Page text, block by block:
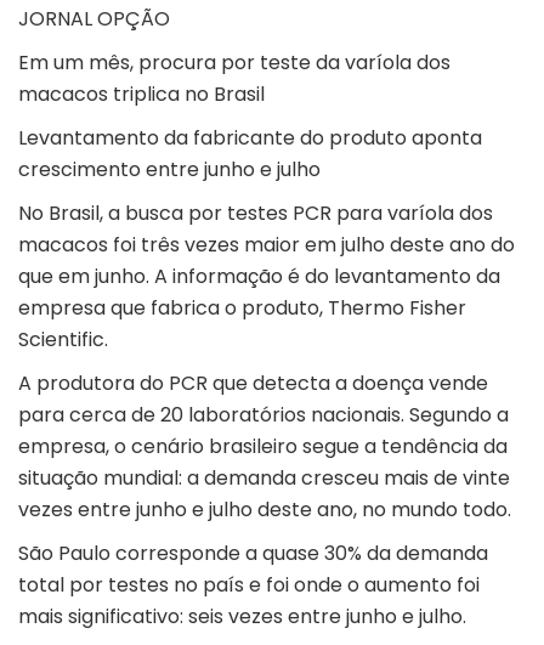
JORNAL OPÇÃO
Em um mês, procura por teste da varíola dos
macacos triplica no Brasil
Levantamento da fabricante do produto aponta
crescimento entre junho e julho
No Brasil, a busca por testes PCR para varíola dos
macacos foi três vezes maior em julho deste ano do
que em junho. A informação é do levantamento da
empresa que fabrica o produto, Thermo Fisher
Scientific.
A produtora do PCR que detecta a doença vende
para cerca de 20 laboratórios nacionais. Segundo a
empresa, o cenário brasileiro segue a tendência da
situação mundial: a demanda cresceu mais de vinte
vezes entre junho e julho deste ano, no mundo todo.
São Paulo corresponde a quase 30% da demanda
total por testes no país e foi onde o aumento foi
mais significativo: seis vezes entre junho e julho.